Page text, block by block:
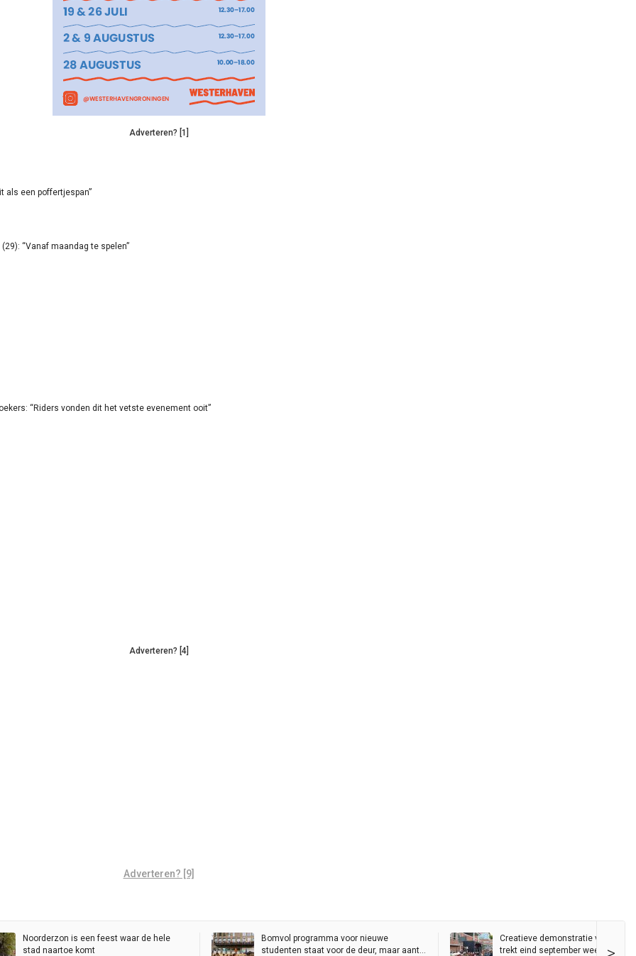
Adverteren? [1]
als een poffertjespan”
“Vanaf maandag te spelen”
“Riders vonden dit het vetste evenement ooit”
Adverteren? [4]
Adverteren? [9]
Noorderzon is een feest waar de hele
stad naartoe komt
Bomvol programma voor nieuwe
studenten staat voor de deur, maar aantal
Creatieve demonstratie voor vrije
trekt eind september weer door